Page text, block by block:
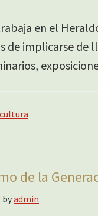
en el
de implicarse
cultura
de la
byadmin